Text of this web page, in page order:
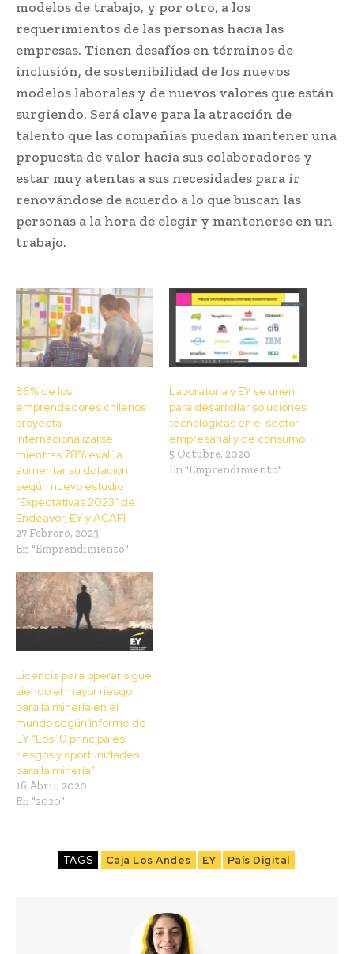
modelos de trabajo, y por otro, a los
requerimientos de las personas hacia las
empresas. Tienen desafíos en términos de
inclusión, de sostenibilidad de los nuevos
modelos laborales y de nuevos valores que están
surgiendo. Será clave para la atracción de
talento que las compañías puedan mantener una
propuesta de valor hacia sus colaboradores y
estar muy atentas a sus necesidades para ir
renovándose de acuerdo a lo que buscan las
personas a la hora de elegir y mantenerse en un
trabajo.
86% de los
emprendedores chilenos
proyecta
internacionalizarse
mientras 78% evalúa
aumentar su dotación
según nuevo estudio
“Expectativas 2023” de
Endeavor, EY y ACAFI
27 Febrero, 2023
En "Emprendimiento"
Laboratoria y EY se unen
para desarrollar soluciones
tecnológicas en el sector
empresarial y de consumo
5 Octubre, 2020
En "Emprendimiento"
Licencia para operar sigue
siendo el mayor riesgo
para la minería en el
mundo según Informe de
EY “Los 10 principales
riesgos y oportunidades
para la minería”
16 Abril, 2020
En "2020"
TAGS Caja Los Andes EY País Digital